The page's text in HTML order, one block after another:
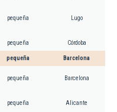
pequeña Lugo
pequeña Córdoba
pequeña Barcelona
pequeña Barcelona
pequeña Alicante